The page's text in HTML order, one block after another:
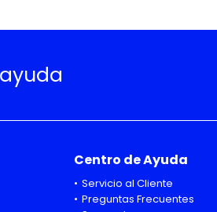
Centro de Ayuda
Servicio al Cliente
Preguntas Frecuentes